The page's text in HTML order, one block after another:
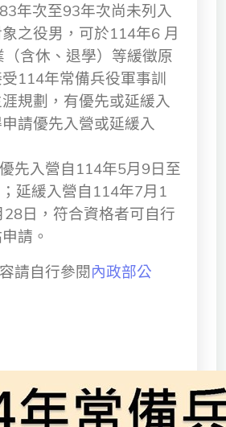
年次至93年次尚未列入
之役男，可於114年6 月
含休、退學）等緩徵原
114年常備兵役軍事訓
規劃，有優先或延緩入
請優先入營或延緩入
先入營自114年5月9日至
延緩入營自114年7月1
日，符合資格者可自行
請。
請自行參閱內政部公